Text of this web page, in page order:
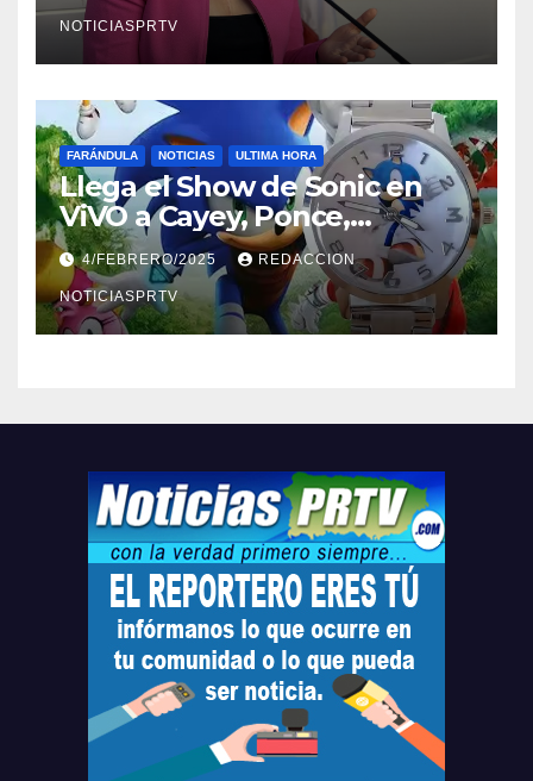
NOTICIASPRTV
FARÁNDULA NOTICIAS ULTIMA HORA
Llega el Show de Sonic en
ViVO a Cayey, Ponce,
Barceloneta y Humacao,
Relojes gratis para el que
compre ahora….
4/FEBRERO/2025 REDACCION
NOTICIASPRTV